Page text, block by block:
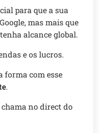
para que a sua
mas mais que
alcance global.
e os lucros.
forma com esse
.
no direct do